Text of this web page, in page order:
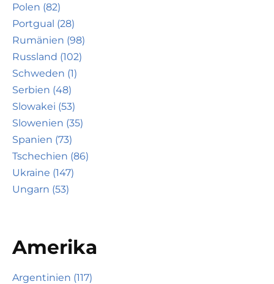
Polen (82)
Portgual (28)
Rumänien (98)
Russland (102)
Schweden (1)
Serbien (48)
Slowakei (53)
Slowenien (35)
Spanien (73)
Tschechien (86)
Ukraine (147)
Ungarn (53)
Amerika
Argentinien (117)